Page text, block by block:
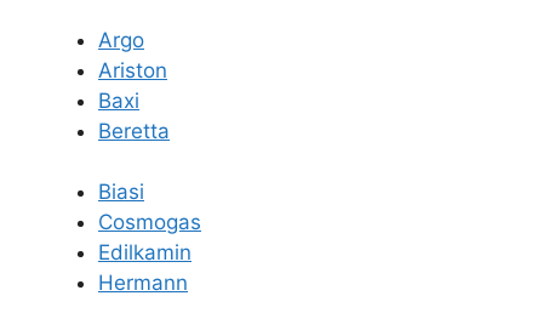
Argo
Ariston
Baxi
Beretta
Biasi
Cosmogas
Edilkamin
Hermann